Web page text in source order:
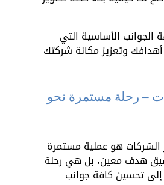
الجوانب الأساسية التي
وتعزيز مكانة شركتك
– رحلة مستمرة نحو
هو عملية مستمرة
هدف معين، بل هي رحلة
تحسين كافة جوانب